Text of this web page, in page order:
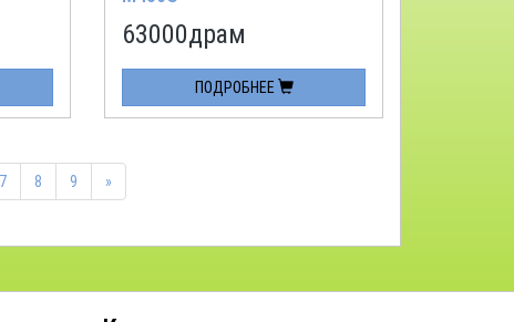
63000драм
ПОДРОБНЕЕ
7 8 9 »